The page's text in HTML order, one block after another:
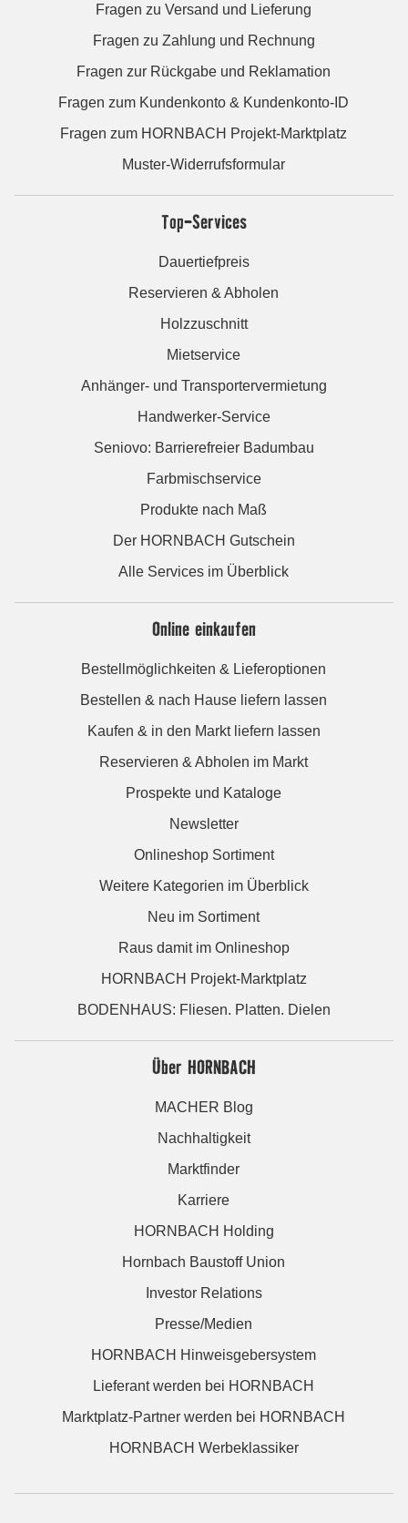
Fragen zu Versand und Lieferung
Fragen zu Zahlung und Rechnung
Fragen zur Rückgabe und Reklamation
Fragen zum Kundenkonto & Kundenkonto-ID
Fragen zum HORNBACH Projekt-Marktplatz
Muster-Widerrufsformular
Top-Services
Dauertiefpreis
Reservieren & Abholen
Holzzuschnitt
Mietservice
Anhänger- und Transportervermietung
Handwerker-Service
Seniovo: Barrierefreier Badumbau
Farbmischservice
Produkte nach Maß
Der HORNBACH Gutschein
Alle Services im Überblick
Online einkaufen
Bestellmöglichkeiten & Lieferoptionen
Bestellen & nach Hause liefern lassen
Kaufen & in den Markt liefern lassen
Reservieren & Abholen im Markt
Prospekte und Kataloge
Newsletter
Onlineshop Sortiment
Weitere Kategorien im Überblick
Neu im Sortiment
Raus damit im Onlineshop
HORNBACH Projekt-Marktplatz
BODENHAUS: Fliesen. Platten. Dielen
Über HORNBACH
MACHER Blog
Nachhaltigkeit
Marktfinder
Karriere
HORNBACH Holding
Hornbach Baustoff Union
Investor Relations
Presse/Medien
HORNBACH Hinweisgebersystem
Lieferant werden bei HORNBACH
Marktplatz-Partner werden bei HORNBACH
HORNBACH Werbeklassiker